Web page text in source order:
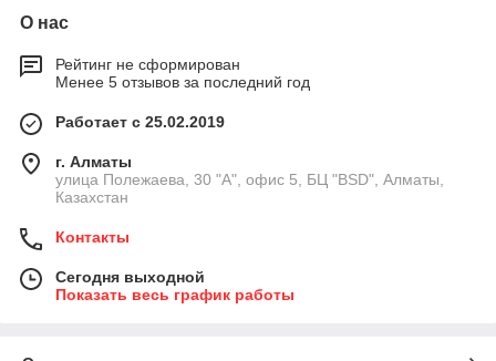
О нас
Рейтинг не сформирован
Менее 5 отзывов за последний год
Работает с 25.02.2019
г. Алматы
улица Полежаева, 30 "А", офис 5, БЦ "BSD", Алматы,
Казахстан
Контакты
Сегодня выходной
Показать весь график работы